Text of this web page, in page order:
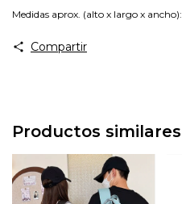
Medidas aprox. (alto x largo x ancho):
Compartir
Productos similares